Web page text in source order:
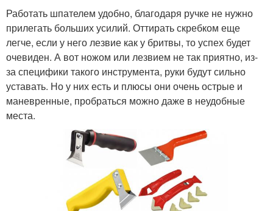
Работать шпателем удобно, благодаря ручке не нужно
прилегать больших усилий. Оттирать скребком еще
легче, если у него лезвие как у бритвы, то успех будет
очевиден. А вот ножом или лезвием не так приятно, из-
за специфики такого инструмента, руки будут сильно
уставать. Но у них есть и плюсы они очень острые и
маневренные, пробраться можно даже в неудобные
места.